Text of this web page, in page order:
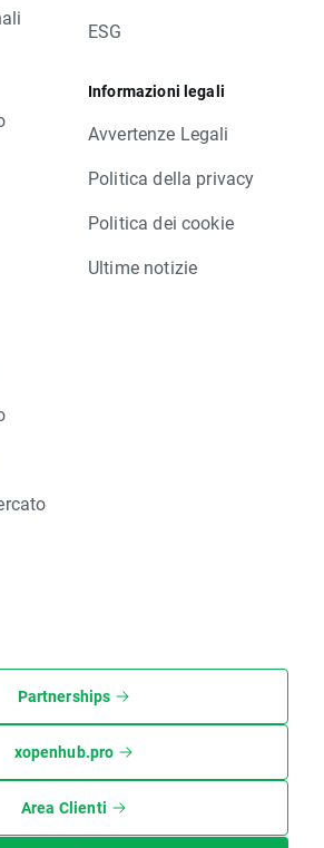
ESG
Informazioni legali
Avvertenze Legali
Politica della privacy
Politica dei cookie
Ultime notizie
Partnerships
xopenhub.pro
Area Clienti